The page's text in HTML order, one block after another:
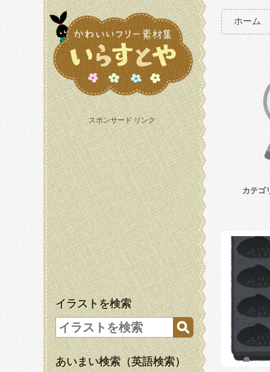
スポンサード リンク
イラストを検索
あいまい検索（英語検索）
ホーム
カテゴ